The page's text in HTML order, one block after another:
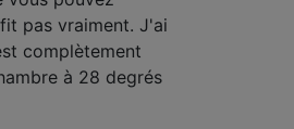
pas vraiment. J'ai
complètement
à 28 degrés